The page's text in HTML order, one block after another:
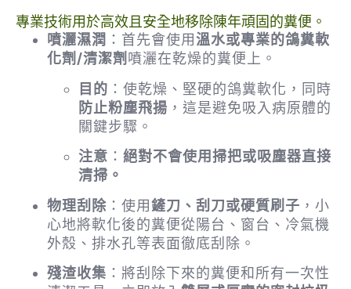
專業技術用於高效且安全地移除陳年頑固的糞便。
噴灑濕潤 ：首先會使用溫水或專業的鴿糞軟
化劑/清潔劑 噴灑在乾燥的糞便上。
目的 ：使乾燥、堅硬的鴿糞軟化，同時
防止粉塵飛揚 ，這是避免吸入病原體的
關鍵步驟。
注意 ： 絕對不會使用掃把或吸塵器直接
清掃。
物理刮除 ：使用鏟刀、刮刀或硬質刷子 ，小
心地將軟化後的糞便從陽台、窗台、冷氣機
外殼、排水孔等表面徹底刮除。
殘渣收集 ：將刮除下來的糞便和所有一次性